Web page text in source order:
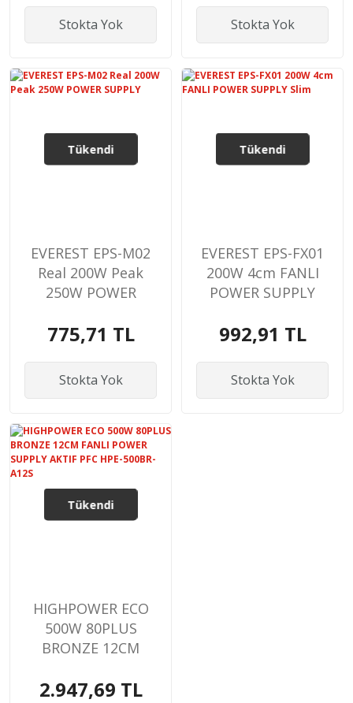
Stokta Yok Stokta Yok
Tükendi
EVEREST EPS-M02
Real 200W Peak
250W POWER
775,71 TL
Stokta Yok
Tükendi
EVEREST EPS-FX01
200W 4cm FANLI
POWER SUPPLY
992,91 TL
Stokta Yok
Tükendi
HIGHPOWER ECO
500W 80PLUS
BRONZE 12CM
SUPPLY AKTIF PFC
2.947,69 TL